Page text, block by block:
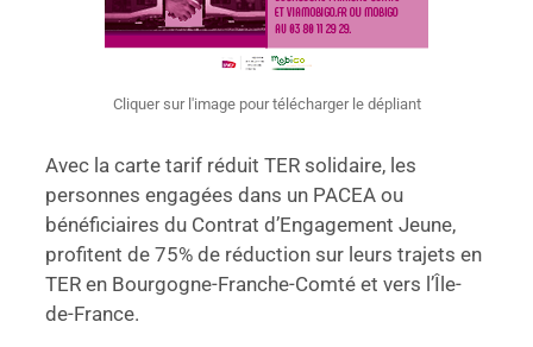
Cliquer sur l'image pour télécharger le dépliant
Avec la carte tarif réduit TER solidaire, les
personnes engagées dans un PACEA ou
bénéficiaires du Contrat d’Engagement Jeune,
profitent de 75% de réduction sur leurs trajets en
TER en Bourgogne-Franche-Comté et vers l’Île-
de-France.